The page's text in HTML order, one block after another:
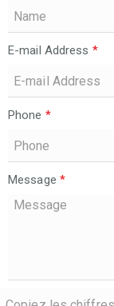
E-mail Address *
Phone *
Message *